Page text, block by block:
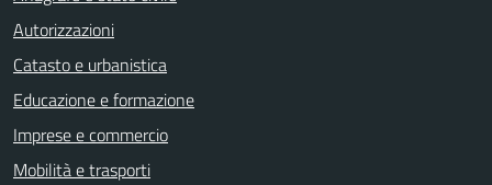
Autorizzazioni
Catasto e urbanistica
Educazione e formazione
Imprese e commercio
Mobilità e trasporti